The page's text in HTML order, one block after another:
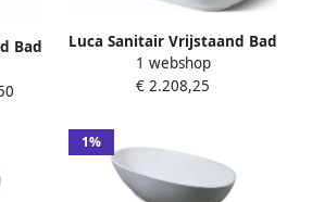
Bad
Luca Sanitair Vrijstaand Bad
Primo Acryl 170x78x60 cm
Incl. Afvoerset Glans Wit
1 webshop
€ 2.208,25
1%